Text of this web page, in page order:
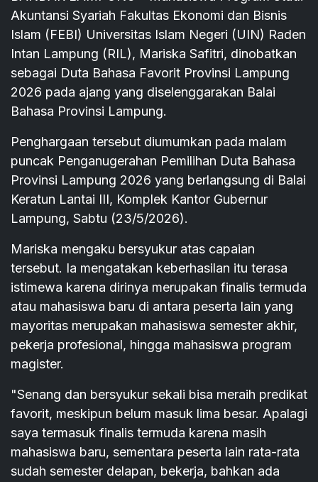
Akuntansi Syariah Fakultas Ekonomi dan Bisnis
Islam (FEBI) Universitas Islam Negeri (UIN) Raden
Intan Lampung (RIL), Mariska Safitri, dinobatkan
sebagai Duta Bahasa Favorit Provinsi Lampung
2026 pada ajang yang diselenggarakan Balai
Bahasa Provinsi Lampung.
Penghargaan tersebut diumumkan pada malam
puncak Penganugerahan Pemilihan Duta Bahasa
Provinsi Lampung 2026 yang berlangsung di Balai
Keratun Lantai III, Komplek Kantor Gubernur
Lampung, Sabtu (23/5/2026).
Mariska mengaku bersyukur atas capaian
tersebut. Ia mengatakan keberhasilan itu terasa
istimewa karena dirinya merupakan finalis termuda
atau mahasiswa baru di antara peserta lain yang
mayoritas merupakan mahasiswa semester akhir,
pekerja profesional, hingga mahasiswa program
magister.
"Senang dan bersyukur sekali bisa meraih predikat
favorit, meskipun belum masuk lima besar. Apalagi
saya termasuk finalis termuda karena masih
mahasiswa baru, sementara peserta lain rata-rata
sudah semester delapan, bekerja, bahkan ada